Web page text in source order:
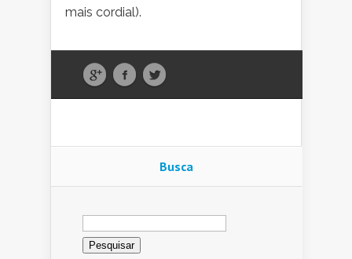
mais cordial).
Busca
Pesquisar
por: